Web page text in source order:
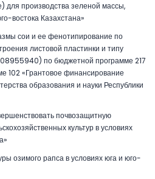
для производства зеленой массы,
востока Казахстана»
сои и ее фенотипирование по
листовой пластинки и типу
по бюджетной программе 217
102 «Грантовое финансирование
образования и науки Республики
почвозащитную
культур в условиях
озимого рапса в условиях юга и юго-